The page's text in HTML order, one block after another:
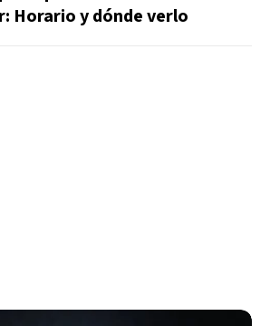
Horario y dónde verlo